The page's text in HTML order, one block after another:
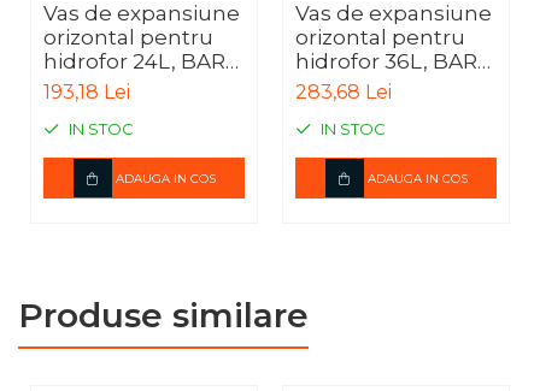
Vas de expansiune
orizontal pentru
hidrofor 24L, BAR-
RH24A
193,18 Lei
IN STOC
ADAUGA IN COS
Vas de expansiune
orizontal pentru
hidrofor 36L, BAR-
RH36
283,68 Lei
IN STOC
ADAUGA IN COS
Produse similare